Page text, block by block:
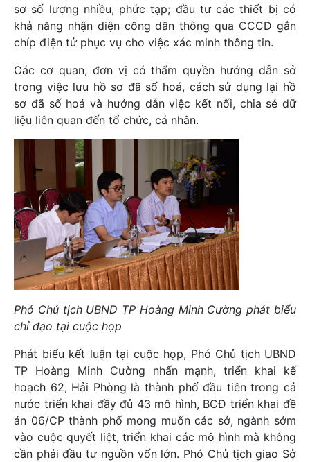
sơ số lượng nhiều, phức tạp; đầu tư các thiết bị có
khả năng nhận diện công dân thông qua CCCD gắn
chíp điện tử phục vụ cho việc xác minh thông tin.
Các cơ quan, đơn vị có thẩm quyền hướng dẫn sở
trong việc lưu hồ sơ đã số hoá, cách sử dụng lại hồ
sơ đã số hoá và hướng dẫn việc kết nối, chia sẻ dữ
liệu liên quan đến tổ chức, cá nhân.
Phó Chủ tịch UBND TP Hoàng Minh Cường phát biểu
chỉ đạo tại cuộc họp
Phát biểu kết luận tại cuộc họp, Phó Chủ tịch UBND
TP Hoàng Minh Cường nhấn mạnh, triển khai kế
hoạch 62, Hải Phòng là thành phố đầu tiên trong cả
nước triển khai đầy đủ 43 mô hình, BCĐ triển khai đề
án 06/CP thành phố mong muốn các sở, ngành sớm
vào cuộc quyết liệt, triển khai các mô hình mà không
cần phải đầu tư nguồn vốn lớn. Phó Chủ tịch giao Sở